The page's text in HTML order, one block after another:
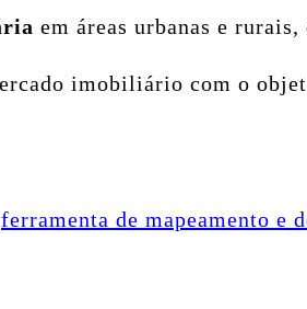
em áreas urbanas e
imobiliário com o
ferramenta de mapeamento e